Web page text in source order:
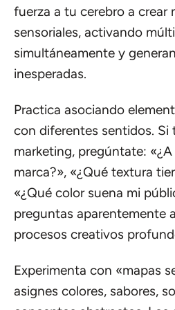
fuerza a tu cerebro a crear
sensoriales, activando
simultáneamente y
inesperadas.
Practica asociando
con diferentes sentidos. Si
marketing, pregúntate:
marca?», «¿Qué textura
«¿Qué color suena mi
preguntas aparentemente
procesos creativos
Experimenta con «mapas
asignes colores, sabores,